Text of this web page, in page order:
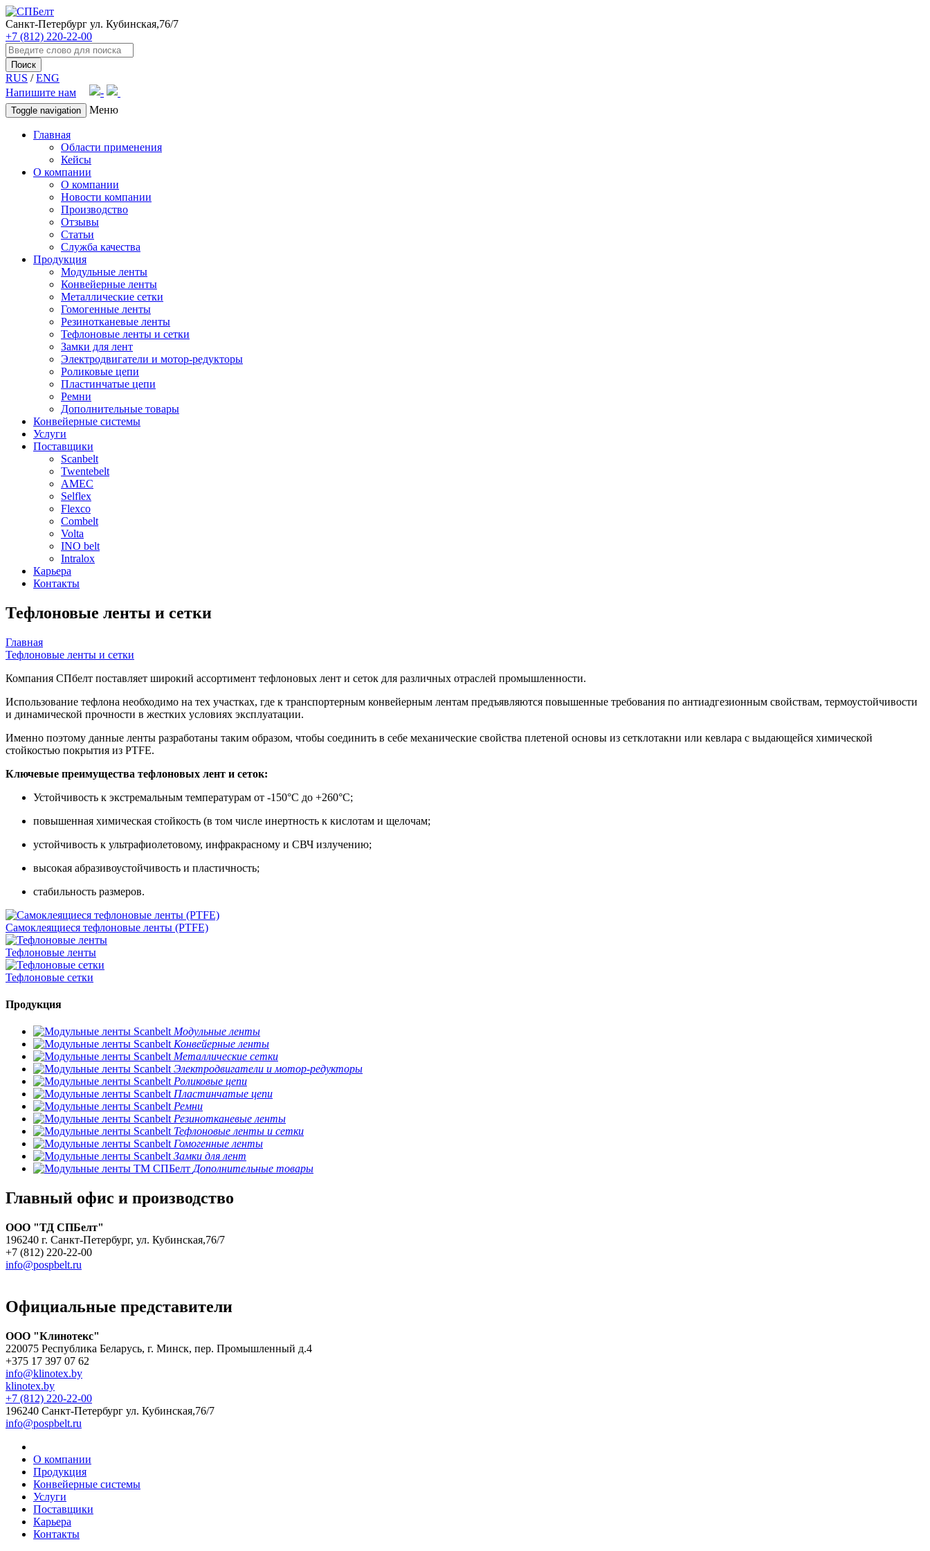
Санкт-Петербург ул. Кубинская,76/7
+7 (812) 220-22-00
Поиск
RUS /ENG
Напишите нам
Toggle navigation Меню
Главная
Области применения
Кейсы
О компании
О компании
Новости компании
Производство
Отзывы
Статьи
Служба качества
Продукция
Модульные ленты
Конвейерные ленты
Металлические сетки
Гомогенные ленты
Резинотканевые ленты
Тефлоновые ленты и сетки
Замки для лент
Электродвигатели и мотор-редукторы
Роликовые цепи
Пластинчатые цепи
Ремни
Дополнительные товары
Конвейерные системы
Услуги
Поставщики
Scanbelt
Twentebelt
АMEC
Selflex
Flexco
Combelt
Volta
INO belt
Intralox
Карьера
Контакты
Тефлоновые ленты и сетки
Главная
Тефлоновые ленты и сетки
Компания СПбелт поставляет широкий ассортимент тефлоновых лент и сеток для различных отраслей промышленности.
Использование тефлона необходимо на тех участках, где к транспортерным конвейерным лентам предъявляются повышенные требования по антиадгезионным свойствам, термоустойчивости
и динамической прочности в жестких условиях эксплуатации.
Именно поэтому данные ленты разработаны таким образом, чтобы соединить в себе механические свойства плетеной основы из сетклотакни или кевлара с выдающейся химической
стойкостью покрытия из PTFE.
Ключевые преимущества тефлоновых лент и сеток:
Устойчивость к экстремальным температурам от -150°С до +260°С;
повышенная химическая стойкость (в том числе инертность к кислотам и щелочам;
устойчивость к ультрафиолетовому, инфракрасному и СВЧ излучению;
высокая абразивоустойчивость и пластичность;
стабильность размеров.
Самоклеящиеся тефлоновые ленты (PTFE)
Тефлоновые ленты
Тефлоновые сетки
Продукция
Модульные ленты
Конвейерные ленты
Металлические сетки
Электродвигатели и мотор-редукторы
Роликовые цепи
Пластинчатые цепи
Ремни
Резинотканевые ленты
Тефлоновые ленты и сетки
Гомогенные ленты
Замки для лент
Дополнительные товары
Главный офис и производство
ООО "ТД СПБелт"
196240 г. Санкт-Петербург, ул. Кубинская,76/7
+7 (812) 220-22-00
info@pospbelt.ru
Официальные представители
ООО "Клинотекс"
220075 Республика Беларусь, г. Минск, пер. Промышленный д.4
+375 17 397 07 62
info@klinotex.by
klinotex.by
+7 (812) 220-22-00
196240 Санкт-Петербург ул. Кубинская,76/7
info@pospbelt.ru
О компании
Продукция
Конвейерные системы
Услуги
Поставщики
Карьера
Контакты